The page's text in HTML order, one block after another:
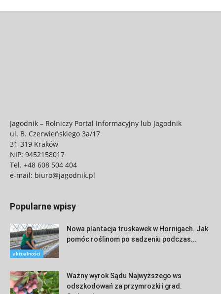
Jagodnik – Rolniczy Portal Informacyjny lub Jagodnik
ul. B. Czerwieńskiego 3a/17
31-319 Kraków
NIP: 9452158017
Tel. +48 608 504 404
e-mail: biuro@jagodnik.pl
Popularne wpisy
aktualności
Nowa plantacja truskawek w Hornigach. Jak
pomóc roślinom po sadzeniu podczas...
Ważny wyrok Sądu Najwyższego ws
odszkodowań za przymrozki i grad.